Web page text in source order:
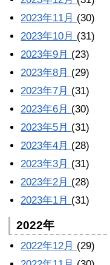
2023年11月 (30)
2023年10月 (31)
2023年9月 (23)
2023年8月 (29)
2023年7月 (31)
2023年6月 (30)
2023年5月 (31)
2023年4月 (28)
2023年3月 (31)
2023年2月 (28)
2023年1月 (31)
2022年
2022年12月 (29)